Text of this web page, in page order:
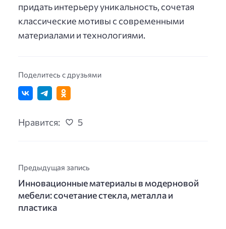
придать интерьеру уникальность, сочетая
классические мотивы с современными
материалами и технологиями.
Поделитесь с друзьями
Нравится: 5
Предыдущая запись
Инновационные материалы в модерновой
мебели: сочетание стекла, металла и
пластика